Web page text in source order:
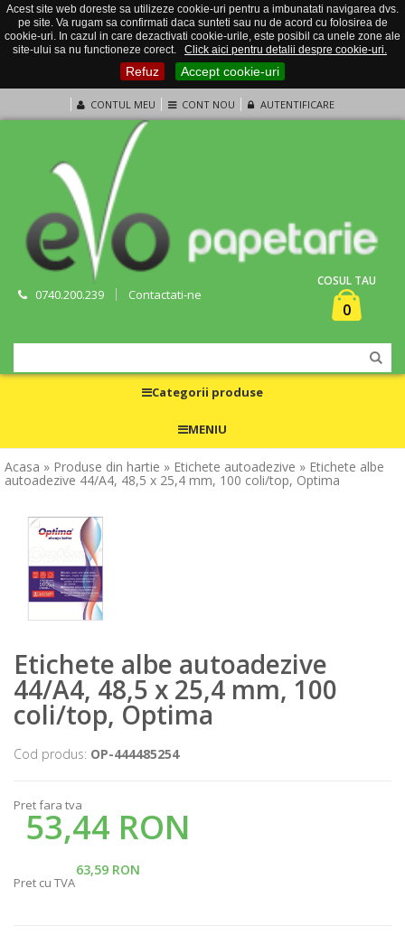
Acest site web doreste sa utilizeze cookie-uri pentru a imbunatati navigarea dvs.
pe site. Va rugam sa confirmati daca sunteti sau nu de acord cu folosirea de
cookie-uri. In cazul in care dezactivati cookie-urile, este posibil ca unele zone ale
site-ului sa nu functioneze corect.
Click aici pentru detalii despre cookie-uri.
Refuz Accept cookie-uri
CONTUL MEU CONT NOU AUTENTIFICARE
0740.200.239 Contactati-ne
COSUL TAU
0
Categorii produse
MENIU
Acasa » Produse din hartie » Etichete autoadezive » Etichete albe
autoadezive 44/A4, 48,5 x 25,4 mm, 100 coli/top, Optima
Etichete albe autoadezive
44/A4, 48,5 x 25,4 mm, 100
coli/top, Optima
Cod produs: OP-444485254
Pret fara tva
53,44 RON
63,59 RON
Pret cu TVA